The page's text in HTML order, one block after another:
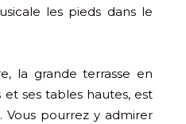
les pieds dans le
la grande terrasse en
et ses tables hautes, est
Vous pourrez y admirer